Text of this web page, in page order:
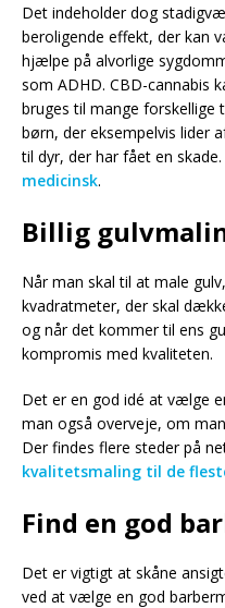
Det indeholder dog
beroligende effekt, der kan
hjælpe på alvorlige
som ADHD. CBD-cannabis
bruges til mange forskellige
børn, der eksempelvis lider
til dyr, der har fået en skade.
medicinsk.
Billig
Når man skal til at male
kvadratmeter, der skal
og når det kommer til ens
kompromis med kvaliteten.
Det er en god idé at vælge
man også overveje, om
Der findes flere steder på
kvalitetsmaling til de
Find en god
Det er vigtigt at skåne
ved at vælge en god